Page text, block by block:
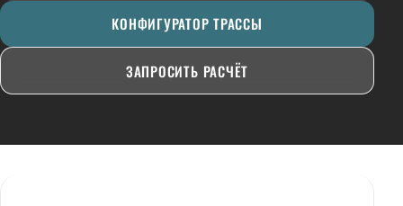
КОНФИГУРАТОР ТРАССЫ
ЗАПРОСИТЬ РАСЧЁТ